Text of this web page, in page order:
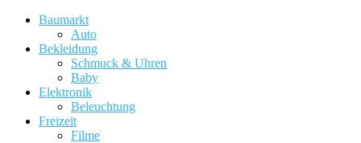
Baumarkt
Auto
Bekleidung
Schmuck & Uhren
Baby
Elektronik
Beleuchtung
Freizeit
Filme